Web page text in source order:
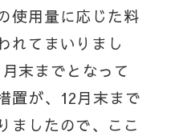
使用量に応じた料
れてまいりまし
末までとなって
置が、12月末まで
ましたので、ここ